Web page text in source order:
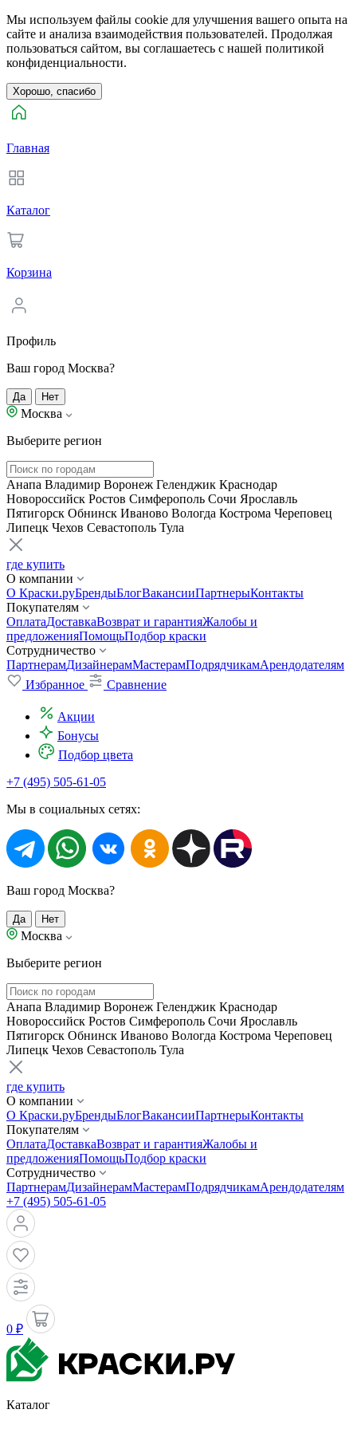
Мы используем файлы cookie для улучшения вашего опыта на
сайте и анализа взаимодействия пользователей. Продолжая
пользоваться сайтом, вы соглашаетесь с нашей политикой
конфиденциальности.
Хорошо, спасибо
Главная
Каталог
Корзина
Профиль
Ваш город Москва?
Да Нет
Москва
Выберите регион
Анапа Владимир Воронеж Геленджик Краснодар
Новороссийск Ростов Симферополь Сочи Ярославль
Пятигорск Обнинск Иваново Вологда Кострома Череповец
Липецк Чехов Севастополь Тула
где купить
О компании
О Краски.руБрендыБлогВакансииПартнерыКонтакты
Покупателям
ОплатаДоставкаВозврат и гарантияЖалобы и
предложенияПомощьПодбор краски
Сотрудничество
ПартнерамДизайнерамМастерамПодрядчикамАрендодателям
Избранное
Сравнение
Акции
Бонусы
Подбор цвета
+7 (495) 505-61-05
Мы в социальных сетях:
Ваш город Москва?
Да Нет
Москва
Выберите регион
Анапа Владимир Воронеж Геленджик Краснодар
Новороссийск Ростов Симферополь Сочи Ярославль
Пятигорск Обнинск Иваново Вологда Кострома Череповец
Липецк Чехов Севастополь Тула
где купить
О компании
О Краски.руБрендыБлогВакансииПартнерыКонтакты
Покупателям
ОплатаДоставкаВозврат и гарантияЖалобы и
предложенияПомощьПодбор краски
Сотрудничество
ПартнерамДизайнерамМастерамПодрядчикамАрендодателям
+7 (495) 505-61-05
0 ₽
Каталог